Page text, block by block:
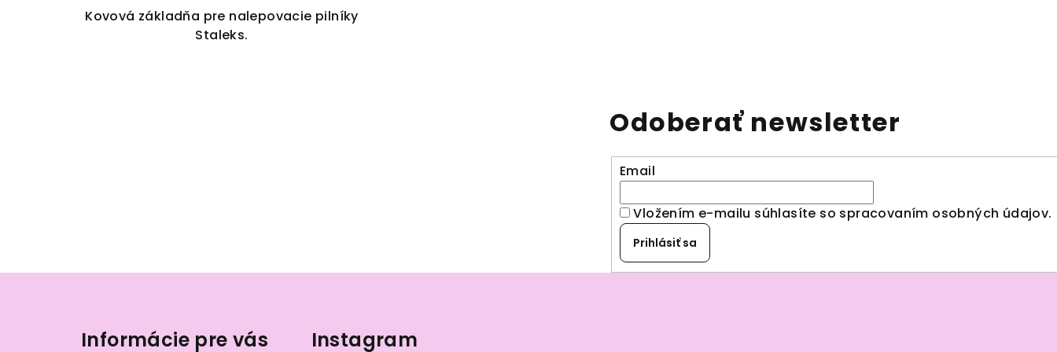
Kovová základňa pre nalepovacie pilníky
Staleks.
Odoberať newsletter
Email
Vložením e-mailu súhlasíte so spracovaním osobných údajov.
Prihlásiť sa
Informácie pre vás Instagram